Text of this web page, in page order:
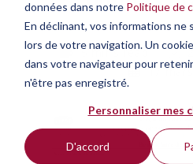
données dans notre Politique de
En déclinant, vos informations ne
lors de votre navigation. Un
dans votre navigateur pour
n'être pas enregistré.
Personnaliser mes
D'accord
5 mins read
17